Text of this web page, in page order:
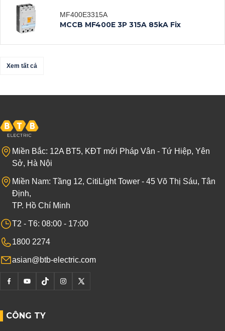
Datasheet
Datasheet
Xem tất cả
MF400E3315A
MCCB MF400E 3P 315A 85kA Fix
Datasheet
Xem tất cả
Xem tất cả
Miền Bắc: 12A BT5, KĐT mới Pháp Vân - Tứ Hiệp, Yên
Sở, Hà Nội
Miền Nam: Tầng 12, CitiLight Tower - 45 Võ Thị Sáu, Tân
Định,
TP. Hồ Chí Minh
T2 - T6: 08:00 - 17:00
1800 2274
asian@btb-electric.com
CÔNG TY